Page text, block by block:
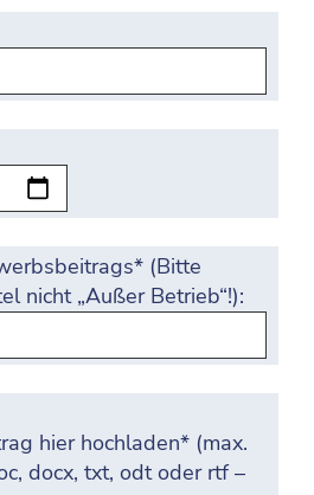
(Bitte
nicht „Außer Betrieb“!):
hier hochladen* (max.
docx, txt, odt oder rtf –